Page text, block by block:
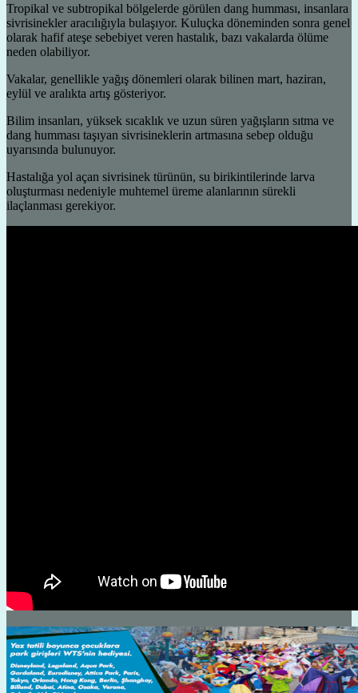
Tropikal ve subtropikal bölgelerde görülen dang humması, insanlara
sivrisinekler aracılığıyla bulaşıyor. Kuluçka döneminden sonra genel
olarak hafif ateşe sebebiyet veren hastalık, bazı vakalarda ölüme
neden olabiliyor.
Vakalar, genellikle yağış dönemleri olarak bilinen mart, haziran,
eylül ve aralıkta artış gösteriyor.
Bilim insanları, yüksek sıcaklık ve uzun süren yağışların sıtma ve
dang humması taşıyan sivrisineklerin artmasına sebep olduğu
uyarısında bulunuyor.
Hastalığa yol açan sivrisinek türünün, su birikintilerinde larva
oluşturması nedeniyle muhtemel üreme alanlarının sürekli
ilaçlanması gerekiyor.